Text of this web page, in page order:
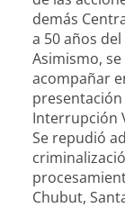
demás
a 50 años
Asimismo,
acompañar
Interrupción
Se repudió
Chubut,